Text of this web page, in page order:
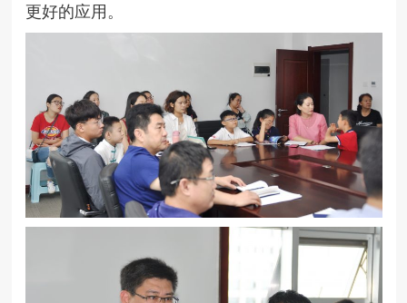
更好的应用。